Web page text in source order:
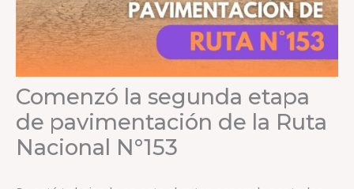
Comenzó la segunda etapa
de pavimentación de la Ruta
Nacional N°153